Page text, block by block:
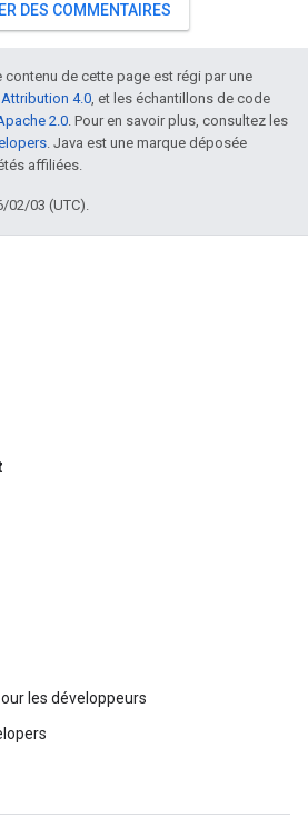
DES COMMENTAIRES
de cette page est régi par une
4.0, et les échantillons de code
2.0. Pour en savoir plus, consultez les
. Java est une marque déposée
affiliées.
02/03 (UTC).
les développeurs